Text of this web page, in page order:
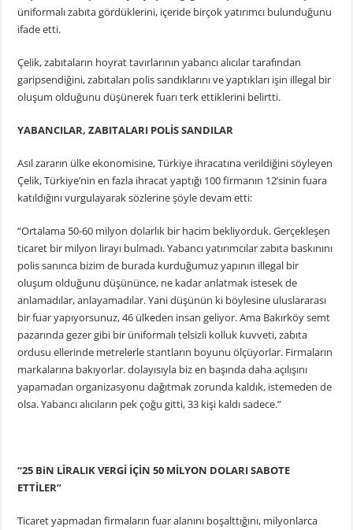
üniformalı zabıta gördüklerini, içeride birçok yatırımcı bulunduğunu
ifade etti.
Çelik, zabıtaların hoyrat tavırlarının yabancı alıcılar tarafından
garipsendiğini, zabıtaları polis sandıklarını ve yaptıkları işin illegal bir
oluşum olduğunu düşünerek fuarı terk ettiklerini belirtti.
YABANCILAR, ZABITALARI POLİS SANDILAR
Asıl zararın ülke ekonomisine, Türkiye ihracatına verildiğini söyleyen
Çelik, Türkiye’nin en fazla ihracat yaptığı 100 firmanın 12’sinin fuara
katıldığını vurgulayarak sözlerine şöyle devam etti:
“Ortalama 50-60 milyon dolarlık bir hacim bekliyorduk. Gerçekleşen
ticaret bir milyon lirayı bulmadı. Yabancı yatırımcılar zabıta baskınını
polis sanınca bizim de burada kurduğumuz yapının illegal bir
oluşum olduğunu düşününce, ne kadar anlatmak istesek de
anlamadılar, anlayamadılar. Yani düşünün ki böylesine uluslararası
bir fuar yapıyorsunuz, 46 ülkeden insan geliyor. Ama Bakırköy semt
pazarında gezer gibi bir üniformalı telsizli kolluk kuvveti, zabıta
ordusu ellerinde metrelerle stantların boyunu ölçüyorlar. Firmaların
markalarına bakıyorlar. dolayısıyla biz en başında daha açılışını
yapamadan organizasyonu dağıtmak zorunda kaldık, istemeden de
olsa. Yabancı alıcıların pek çoğu gitti, 33 kişi kaldı sadece.”
“25 BiN LİRALIK VERGİ İÇİN 50 MİLYON DOLARI SABOTE
ETTİLER”
Ticaret yapmadan firmaların fuar alanını boşalttığını, milyonlarca